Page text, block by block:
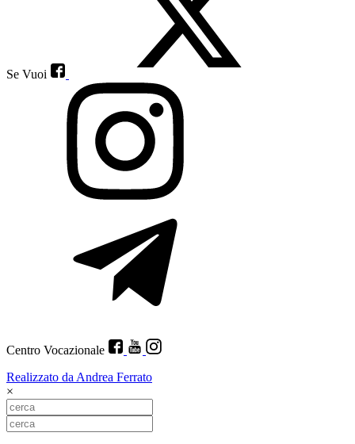
Se Vuoi
Centro Vocazionale
Realizzato da Andrea Ferrato
×